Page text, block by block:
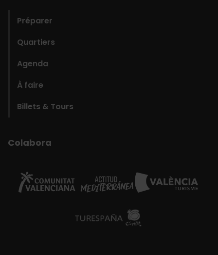
Préparer
Quartiers
Agenda
À faire
Billets & Tours
Colabora